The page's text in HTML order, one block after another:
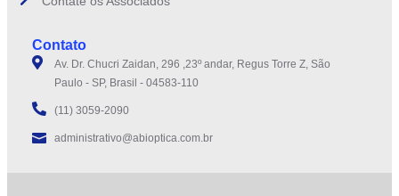
Contato
Av. Dr. Chucri Zaidan, 296 ,23º andar, Regus Torre Z, São
Paulo - SP, Brasil - 04583-110
(11) 3059-2090
administrativo@abioptica.com.br